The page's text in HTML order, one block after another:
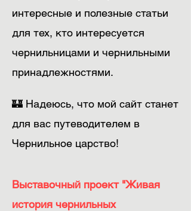
интересные и полезные статьи
для тех, кто интересуется
чернильницами и чернильными
принадлежностями.
🏰 Надеюсь, что мой сайт станет
для вас путеводителем в
Чернильное царство!
Выставочный проект "Живая
история чернильных